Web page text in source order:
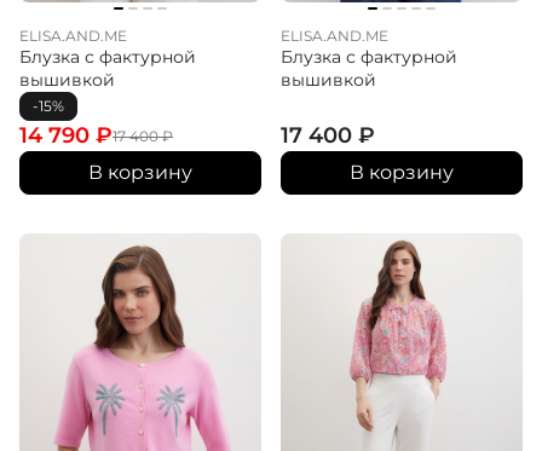
ELISA.AND.ME
Блузка с фактурной
вышивкой
-15%
17 400₽
14 790 ₽
В корзину
ELISA.AND.ME
Блузка с фактурной
вышивкой
17 400 ₽
В корзину